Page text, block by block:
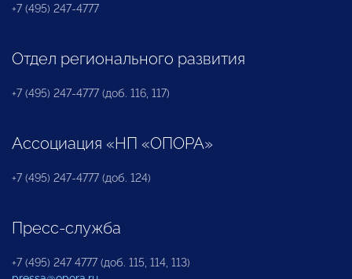
+7 (495) 247-4777
Отдел регионального развития
+7 (495) 247-4777 (доб. 116, 117)
Ассоциация «НП «ОПОРА»
+7 (495) 247-4777 (доб. 124)
Пресс-служба
+7 (495) 247 4777 (доб. 115, 114, 113)